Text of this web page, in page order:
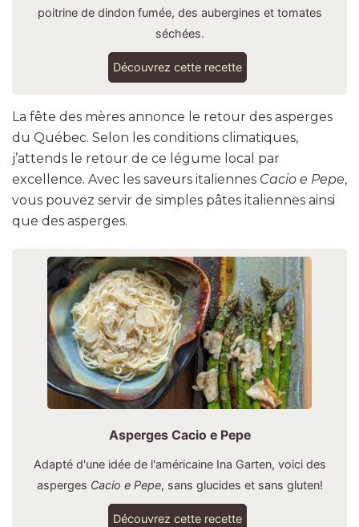
poitrine de dindon fumée, des aubergines et tomates
séchées.
Découvrez cette recette
La fête des mères annonce le retour des asperges
du Québec. Selon les conditions climatiques,
j’attends le retour de ce légume local par
excellence. Avec les saveurs italiennes Cacio e Pepe,
vous pouvez servir de simples pâtes italiennes ainsi
que des asperges.
Asperges Cacio e Pepe
Adapté d'une idée de l'américaine Ina Garten, voici des
asperges Cacio e Pepe, sans glucides et sans gluten!
Découvrez cette recette